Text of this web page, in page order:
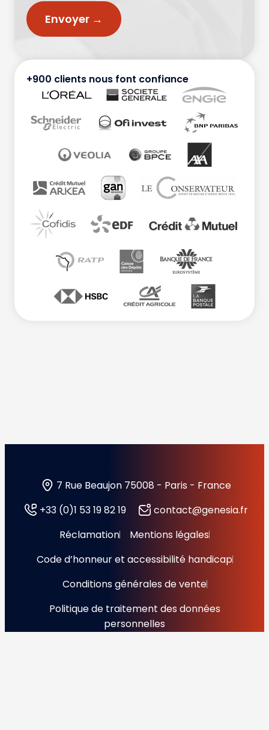
+900 clients nous font confiance
7 Rue Beaujon 75008 - Paris - France
+33 (0)1 53 19 82 19
contact@genesia.fr
Réclamation
Mentions légales
Code d’honneur et accessibilité handicap
Conditions générales de vente
Politique de traitement des données
personnelles